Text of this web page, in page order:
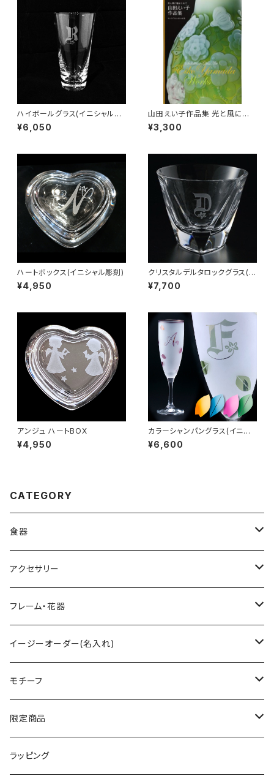
ハイボールグラス(イニシャル彫
刻)
¥6,050
山田えい子作品集 光と風に魅
せられて
¥3,300
ハートボックス(イニシャル彫刻)
¥4,950
クリスタルデルタロックグラス(イ
ニシャル彫刻)
¥7,700
アンジュ ハートBOX
¥4,950
カラーシャンパングラス(イニシ
ャル彫刻)
¥6,600
CATEGORY
食器
グラス
ワイングラス
シャンパングラス
ティーセット
アクセサリー
ペンダント
小物入れ
ハートボックス
フレーム・花器
フォトフレーム
イージーオーダー(名入れ)
イニシャル入
すみれ花文字
ネーム入
テキスト入
モチーフ
フラワー
ローズ
ネイチャー
限定商品
数量限定
ラッピング